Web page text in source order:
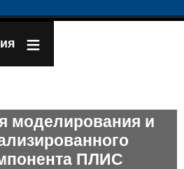
моделирования и
ПЛИС